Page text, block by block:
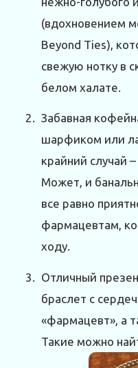
(вдохновением
Beyond Ties),
свежую нотку в
белом халате.
Забавная
шарфиком или
крайний случай
Может, и
все равно
фармацевтам,
ходу.
Отличный
браслет с
«фармацевт», а
Такие можно